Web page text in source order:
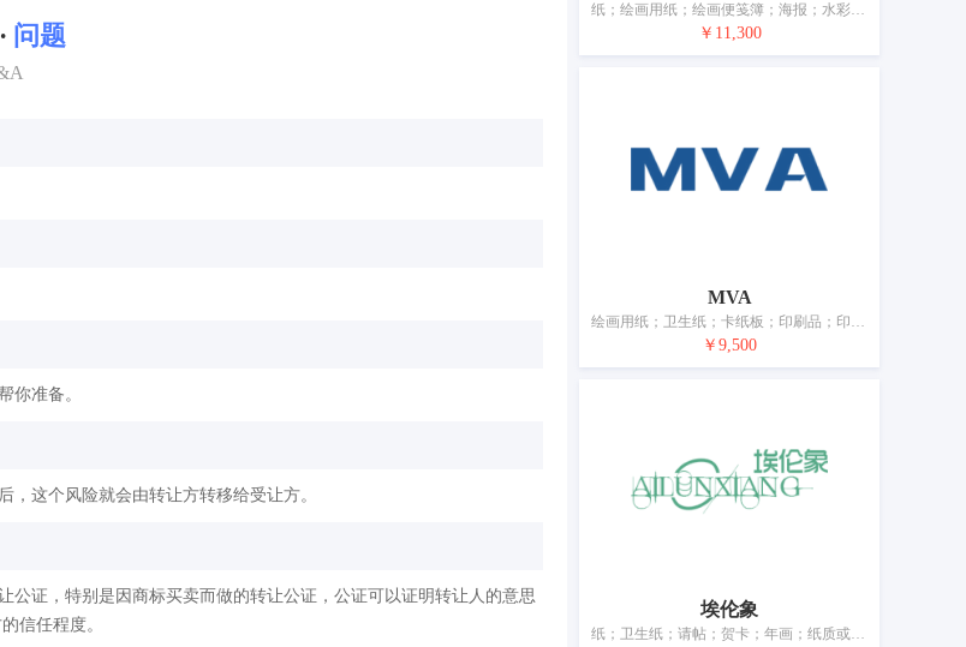
问题
你准备。
这个风险就会由转让方转移给受让方。
证，特别是因商标买卖而做的转让公证，公证可以证明转让人的意思
信任程度。
纸；绘画用纸；绘画便笺簿；海报；水彩画；油画；模绘板盒；文具；画家用刷（画笔）；绘画板
￥11,300
MVA
绘画用纸；卫生纸；卡纸板；印刷品；印刷出版物；图画；纸制或塑料制垃圾袋；家具除外的办公必需品；封口印章；笔
￥9,500
埃伦象
纸；卫生纸；请帖；贺卡；年画；纸质或塑料垃圾袋；书籍装订装置和机器（办公设备）；文具；笔（办公用品）；文具用胶带